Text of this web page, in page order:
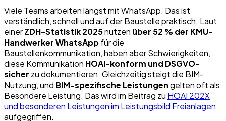
Viele Teams arbeiten längst mit WhatsApp. Das ist
verständlich, schnell und auf der Baustelle praktisch. Laut
einerZDH-Statistik 2025nutzen über 52 % der KMU-
Handwerker WhatsAppfür die
Baustellenkommunikation, haben aber Schwierigkeiten,
diese Kommunikation HOAI-konform und DSGVO-
sicher zu dokumentieren. Gleichzeitig steigt die BIM-
Nutzung, und BIM-spezifische Leistungengelten oft als
Besondere Leistung. Das wird im Beitrag zu HOAI 202X
und besonderen Leistungen im Leistungsbild Freianlagen
aufgegriffen.